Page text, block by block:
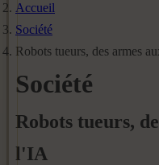
Accueil
Société
Robots tueurs, des armes
Société
Robots tueurs,
l'IA